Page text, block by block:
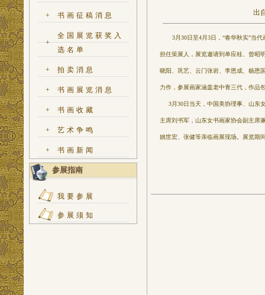
+ 书画征稿消息
+
全国展览获奖入
选名单
+ 拍卖消息
+ 书画展览消息
+ 书画收藏
+ 艺术争鸣
+ 书画新闻
参展指南
我要参展
参展须知
出
3月30日至4月3日，“春华秋实”当代
担任策展人，展览邀请到单应桂、曾昭
晓阳、巩艺、云门张岩、李恩成、杨恩
力作，参展画家涵盖老中青三代，作品
3月30日当天，中国美协理事、山东
主席刘书军，山东女书画家协会副主席
姚世宏、张健等亲临画展现场。展览期